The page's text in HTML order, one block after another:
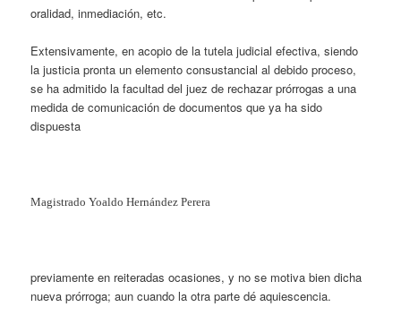
oralidad, inmediación, etc.
Extensivamente, en acopio de la tutela judicial efectiva, siendo
la justicia pronta un elemento consustancial al debido proceso,
se ha admitido la facultad del juez de rechazar prórrogas a una
medida de comunicación de documentos que ya ha sido
dispuesta
Magistrado Yoaldo Hernández Perera
previamente en reiteradas ocasiones, y no se motiva bien dicha
nueva prórroga; aun cuando la otra parte dé aquiescencia.